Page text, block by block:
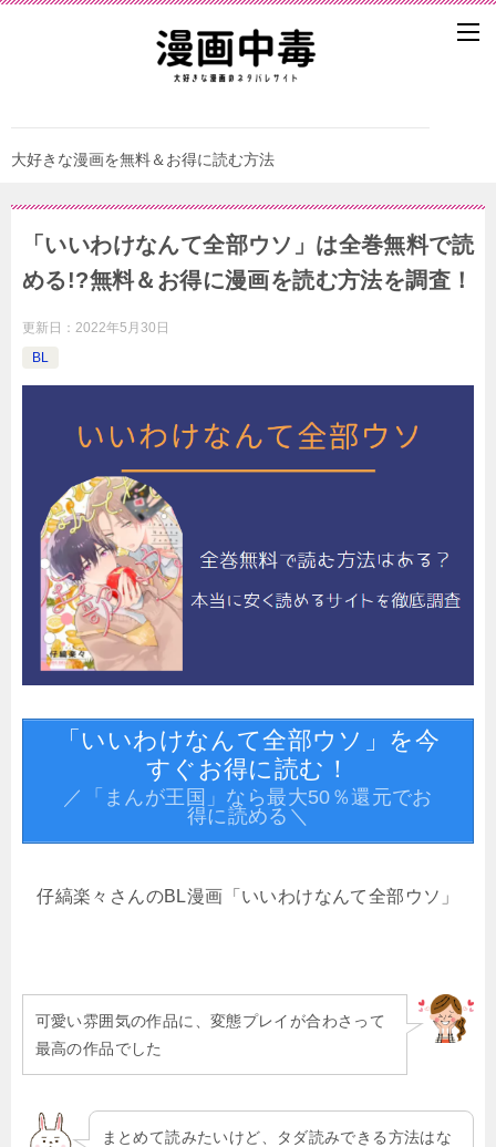
大好きな漫画を無料＆お得に読む方法
「いいわけなんて全部ウソ」は全巻無料で読
める!?無料＆お得に漫画を読む⽅法を調査！
更新日： 2022年5月30日
BL
「いいわけなんて全部ウソ」を今
すぐお得に読む！
／「まんが王国」なら最大50％還元でお
得に読める＼
仔縞楽々さんのBL漫画「いいわけなんて全部ウソ」
可愛い雰囲気の作品に、変態プレイが合わさって
最高の作品でした
まとめて読みたいけど、タダ読みできる方法はな